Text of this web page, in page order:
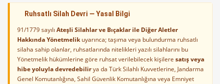
Ruhsatlı Silah Devri — Yasal Bilgi
91/1779 sayılı Ateşli Silahlar ve Bıçaklar ile Diğer Aletler
Hakkında Yönetmelikuyarınca; taşıma veya bulundurma ruhsatlı
silaha sahip olanlar, ruhsatlarında nitelikleri yazılı silahlarını bu
Yönetmelik hükümlerine göre ruhsat verilebilecek kişilere satış veya
hibe yoluyla devredebilirya da Türk Silahlı Kuvvetlerine, Jandarma
Genel Komutanlığına, Sahil Güvenlik Komutanlığına veya Emniyet